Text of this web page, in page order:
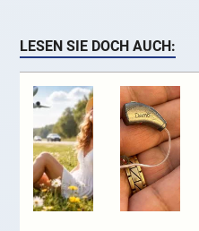
LESEN SIE DOCH AUCH: